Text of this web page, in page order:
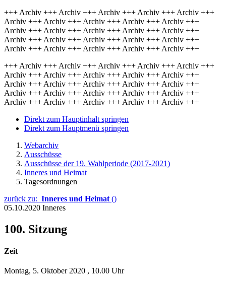
+++ Archiv +++ Archiv +++ Archiv +++ Archiv +++ Archiv +++
Archiv +++ Archiv +++ Archiv +++ Archiv +++ Archiv +++
Archiv +++ Archiv +++ Archiv +++ Archiv +++ Archiv +++
Archiv +++ Archiv +++ Archiv +++ Archiv +++ Archiv +++
Archiv +++ Archiv +++ Archiv +++ Archiv +++ Archiv +++
+++ Archiv +++ Archiv +++ Archiv +++ Archiv +++ Archiv +++
Archiv +++ Archiv +++ Archiv +++ Archiv +++ Archiv +++
Archiv +++ Archiv +++ Archiv +++ Archiv +++ Archiv +++
Archiv +++ Archiv +++ Archiv +++ Archiv +++ Archiv +++
Archiv +++ Archiv +++ Archiv +++ Archiv +++ Archiv +++
Direkt zum Hauptinhalt springen
Direkt zum Hauptmenü springen
Webarchiv
Ausschüsse
Ausschüsse der 19. Wahlperiode (2017-2021)
Inneres und Heimat
Tagesordnungen
zurück zu: Inneres und Heimat ()
05.10.2020 Inneres
100. Sitzung
Zeit
Montag, 5. Oktober 2020 , 10.00 Uhr